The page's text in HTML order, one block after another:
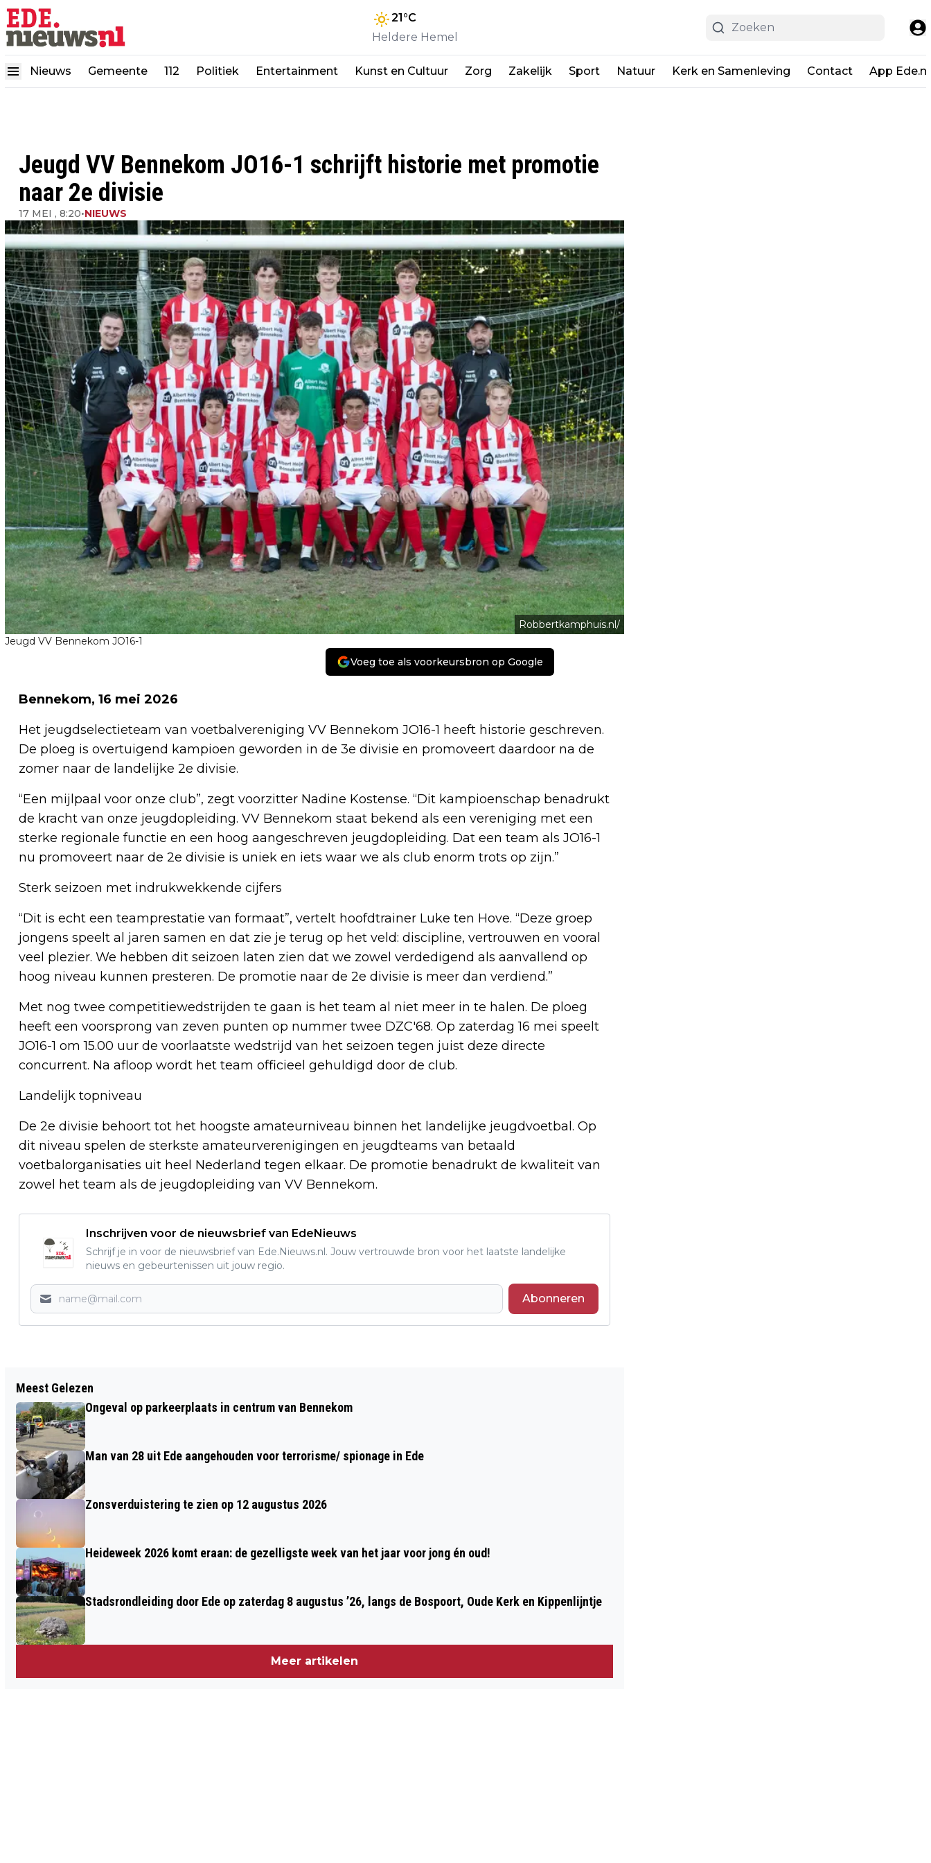
21°C
Heldere Hemel
Nieuws Gemeente 112 Politiek Entertainment Kunst en Cultuur Zorg Zakelijk Sport Natuur Kerk en Samenleving Contact App
Jeugd VV Bennekom JO16-1 schrijft historie met promotie
naar 2e divisie
17 MEI , 8:20•NIEUWS
Robbertkamphuis.nl/
Jeugd VV Bennekom JO16-1
Voeg toe als voorkeursbron op Google
Bennekom, 16 mei 2026
Het jeugdselectieteam van voetbalvereniging VV Bennekom JO16-1 heeft historie geschreven.
De ploeg is overtuigend kampioen geworden in de 3e divisie en promoveert daardoor na de
zomer naar de landelijke 2e divisie.
“Een mijlpaal voor onze club”, zegt voorzitter Nadine Kostense. “Dit kampioenschap benadrukt
de kracht van onze jeugdopleiding. VV Bennekom staat bekend als een vereniging met een
sterke regionale functie en een hoog aangeschreven jeugdopleiding. Dat een team als JO16-1
nu promoveert naar de 2e divisie is uniek en iets waar we als club enorm trots op zijn.”
Sterk seizoen met indrukwekkende cijfers
“Dit is echt een teamprestatie van formaat”, vertelt hoofdtrainer Luke ten Hove. “Deze groep
jongens speelt al jaren samen en dat zie je terug op het veld: discipline, vertrouwen en vooral
veel plezier. We hebben dit seizoen laten zien dat we zowel verdedigend als aanvallend op
hoog niveau kunnen presteren. De promotie naar de 2e divisie is meer dan verdiend.”
Met nog twee competitiewedstrijden te gaan is het team al niet meer in te halen. De ploeg
heeft een voorsprong van zeven punten op nummer twee DZC'68. Op zaterdag 16 mei speelt
JO16-1 om 15.00 uur de voorlaatste wedstrijd van het seizoen tegen juist deze directe
concurrent. Na afloop wordt het team officieel gehuldigd door de club.
Landelijk topniveau
De 2e divisie behoort tot het hoogste amateurniveau binnen het landelijke jeugdvoetbal. Op
dit niveau spelen de sterkste amateurverenigingen en jeugdteams van betaald
voetbalorganisaties uit heel Nederland tegen elkaar. De promotie benadrukt de kwaliteit van
zowel het team als de jeugdopleiding van VV Bennekom.
Inschrijven voor de nieuwsbrief van EdeNieuws
Schrijf je in voor de nieuwsbrief van Ede.Nieuws.nl. Jouw vertrouwde bron voor het laatste landelijke
nieuws en gebeurtenissen uit jouw regio.
Abonneren
SUZAN & FREEK SPRAKELOOS NA
EERSTE OPTREDEN VAN GELREDOME-
REEKS
Meest Gelezen
Ongeval op parkeerplaats in centrum van Bennekom
Man van 28 uit Ede aangehouden voor terrorisme/ spionage in Ede
Zonsverduistering te zien op 12 augustus 2026
Heideweek 2026 komt eraan: de gezelligste week van het jaar voor jong én oud!
Stadsrondleiding door Ede op zaterdag 8 augustus ’26, langs de Bospoort, Oude Kerk en Kippenlijntje
Meer artikelen